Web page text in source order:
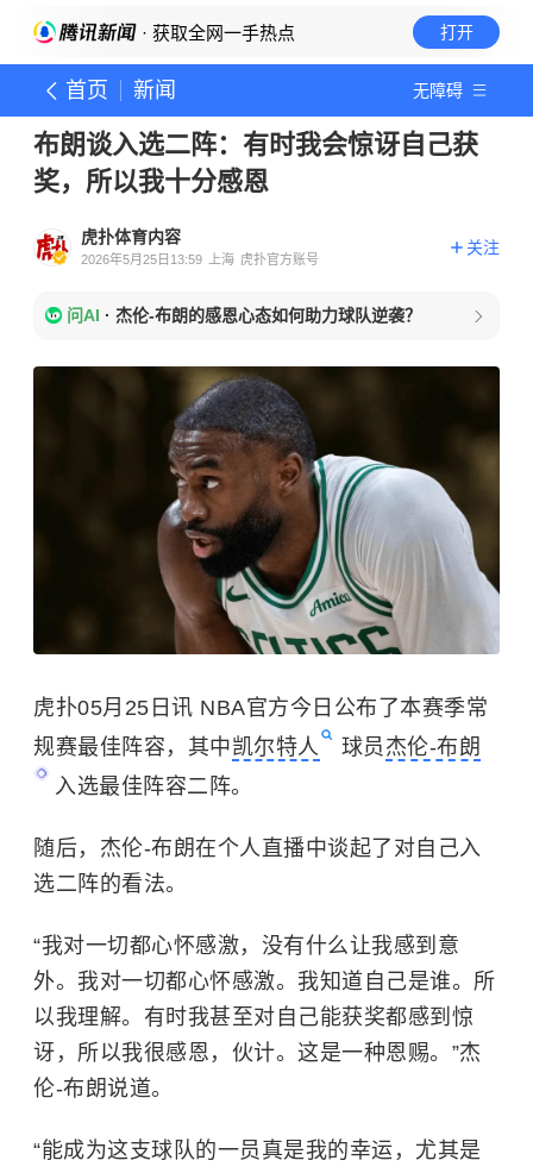
· 获取全网一手热点 打开
首页 新闻 无障碍
布朗谈入选二阵：有时我会惊讶自己获
奖，所以我十分感恩
虎扑体育内容
2026年5月25日13:59 上海 虎扑官方账号
关注
问AI · 杰伦-布朗的感恩心态如何助力球队逆袭？
虎扑05月25日讯 NBA官方今日公布了本赛季常
规赛最佳阵容，其中凯尔特人 球员 杰伦-布朗
入选最佳阵容二阵。
随后，杰伦-布朗在个人直播中谈起了对自己入
选二阵的看法。
“我对一切都心怀感激，没有什么让我感到意
外。我对一切都心怀感激。我知道自己是谁。所
以我理解。有时我甚至对自己能获奖都感到惊
讶，所以我很感恩，伙计。这是一种恩赐。”杰
伦-布朗说道。
“能成为这支球队的一员真是我的幸运，尤其是